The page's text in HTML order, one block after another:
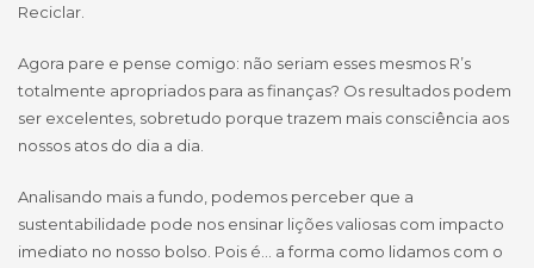
Reciclar.
Agora pare e pense comigo: não seriam esses mesmos R’s
totalmente apropriados para as finanças? Os resultados podem
ser excelentes, sobretudo porque trazem mais consciência aos
nossos atos do dia a dia.
Analisando mais a fundo, podemos perceber que a
sustentabilidade pode nos ensinar lições valiosas com impacto
imediato no nosso bolso. Pois é… a forma como lidamos com o